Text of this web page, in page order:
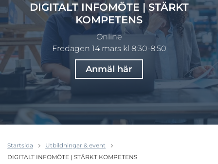
DIGITALT INFOMÖTE | STÄRKT
KOMPETENS
Online
Fredagen 14 mars kl 8:30-8:50
Anmäl här
Startsida
Utbildningar & event
DIGITALT INFOMÖTE | STÄRKT KOMPETENS